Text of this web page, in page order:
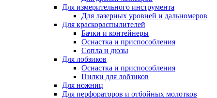
Для измерительного инструмента
Для лазерных уровней и дальномеров
Для краскораспылителей
Бачки и контейнеры
Оснастка и приспособления
Сопла и дюзы
Для лобзиков
Оснастка и приспособления
Пилки для лобзиков
Для ножниц
Для перфораторов и отбойных молотков